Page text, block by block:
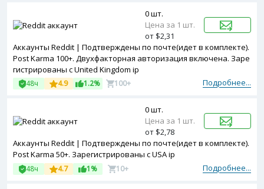
Аккаунты Reddit | Подтверждены по почте(идет в комплекте).
Post Karma 100+. Двухфакторная авторизация включена. Заре
гистрированы с United Kingdom ip
Подробнее...
48ч 4.9 1.2% 100+
0 шт.
Цена за 1 шт.
от $2,31
Аккаунты Reddit | Подтверждены по почте(идет в комплекте).
Post Karma 50+. Зарегистрированы с USA ip
Подробнее...
48ч 4.7 1% 10+
0 шт.
Цена за 1 шт.
от $2,78